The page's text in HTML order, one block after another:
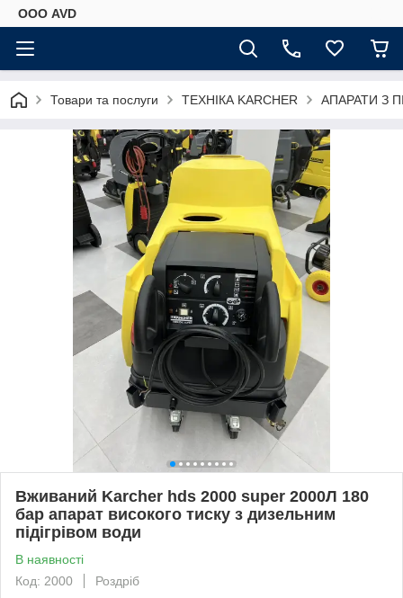
ООО AVD
Товари та послуги ТЕХНІКА KARCHER АПАРАТИ З
Вживаний Karcher hds 2000 super 2000Л 180
бар апарат високого тиску з дизельним
підігрівом води
В наявності
Код: 2000
Роздріб